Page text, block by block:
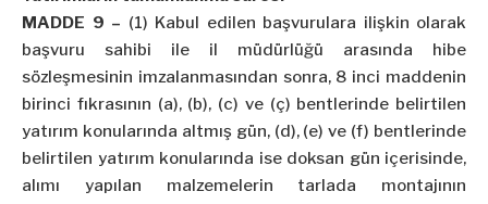
MADDE 9 – (1) Kabul edilen başvurulara ilişkin olarak
başvuru sahibi ile il müdürlüğü arasında hibe
sözleşmesinin imzalanmasından sonra, 8 inci maddenin
birinci fıkrasının (a), (b), (c) ve (ç) bentlerinde belirtilen
yatırım konularında altmış gün, (d), (e) ve (f) bentlerinde
belirtilen yatırım konularında ise doksan gün içerisinde,
alımı yapılan malzemelerin tarlada montajının